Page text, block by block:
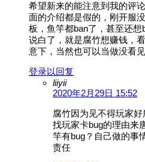
希望新来的能注意到我的评
面的介绍都是假的，刚开服
板，鱼竿都ban了，甚至还想
说白了，就是腐竹想赚钱，
意下，当然也可以当做没看见
登录以回复
liiyii
2020年2月29日 15:52
腐竹因为见不得玩家
找玩家卡bug的理由来
竿有bug？自己做的事
责任